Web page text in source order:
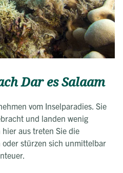
Dar es Salaam
vom Inselparadies. Sie
und landen wenig
hier aus treten Sie die
oder stürzen sich unmittelbar